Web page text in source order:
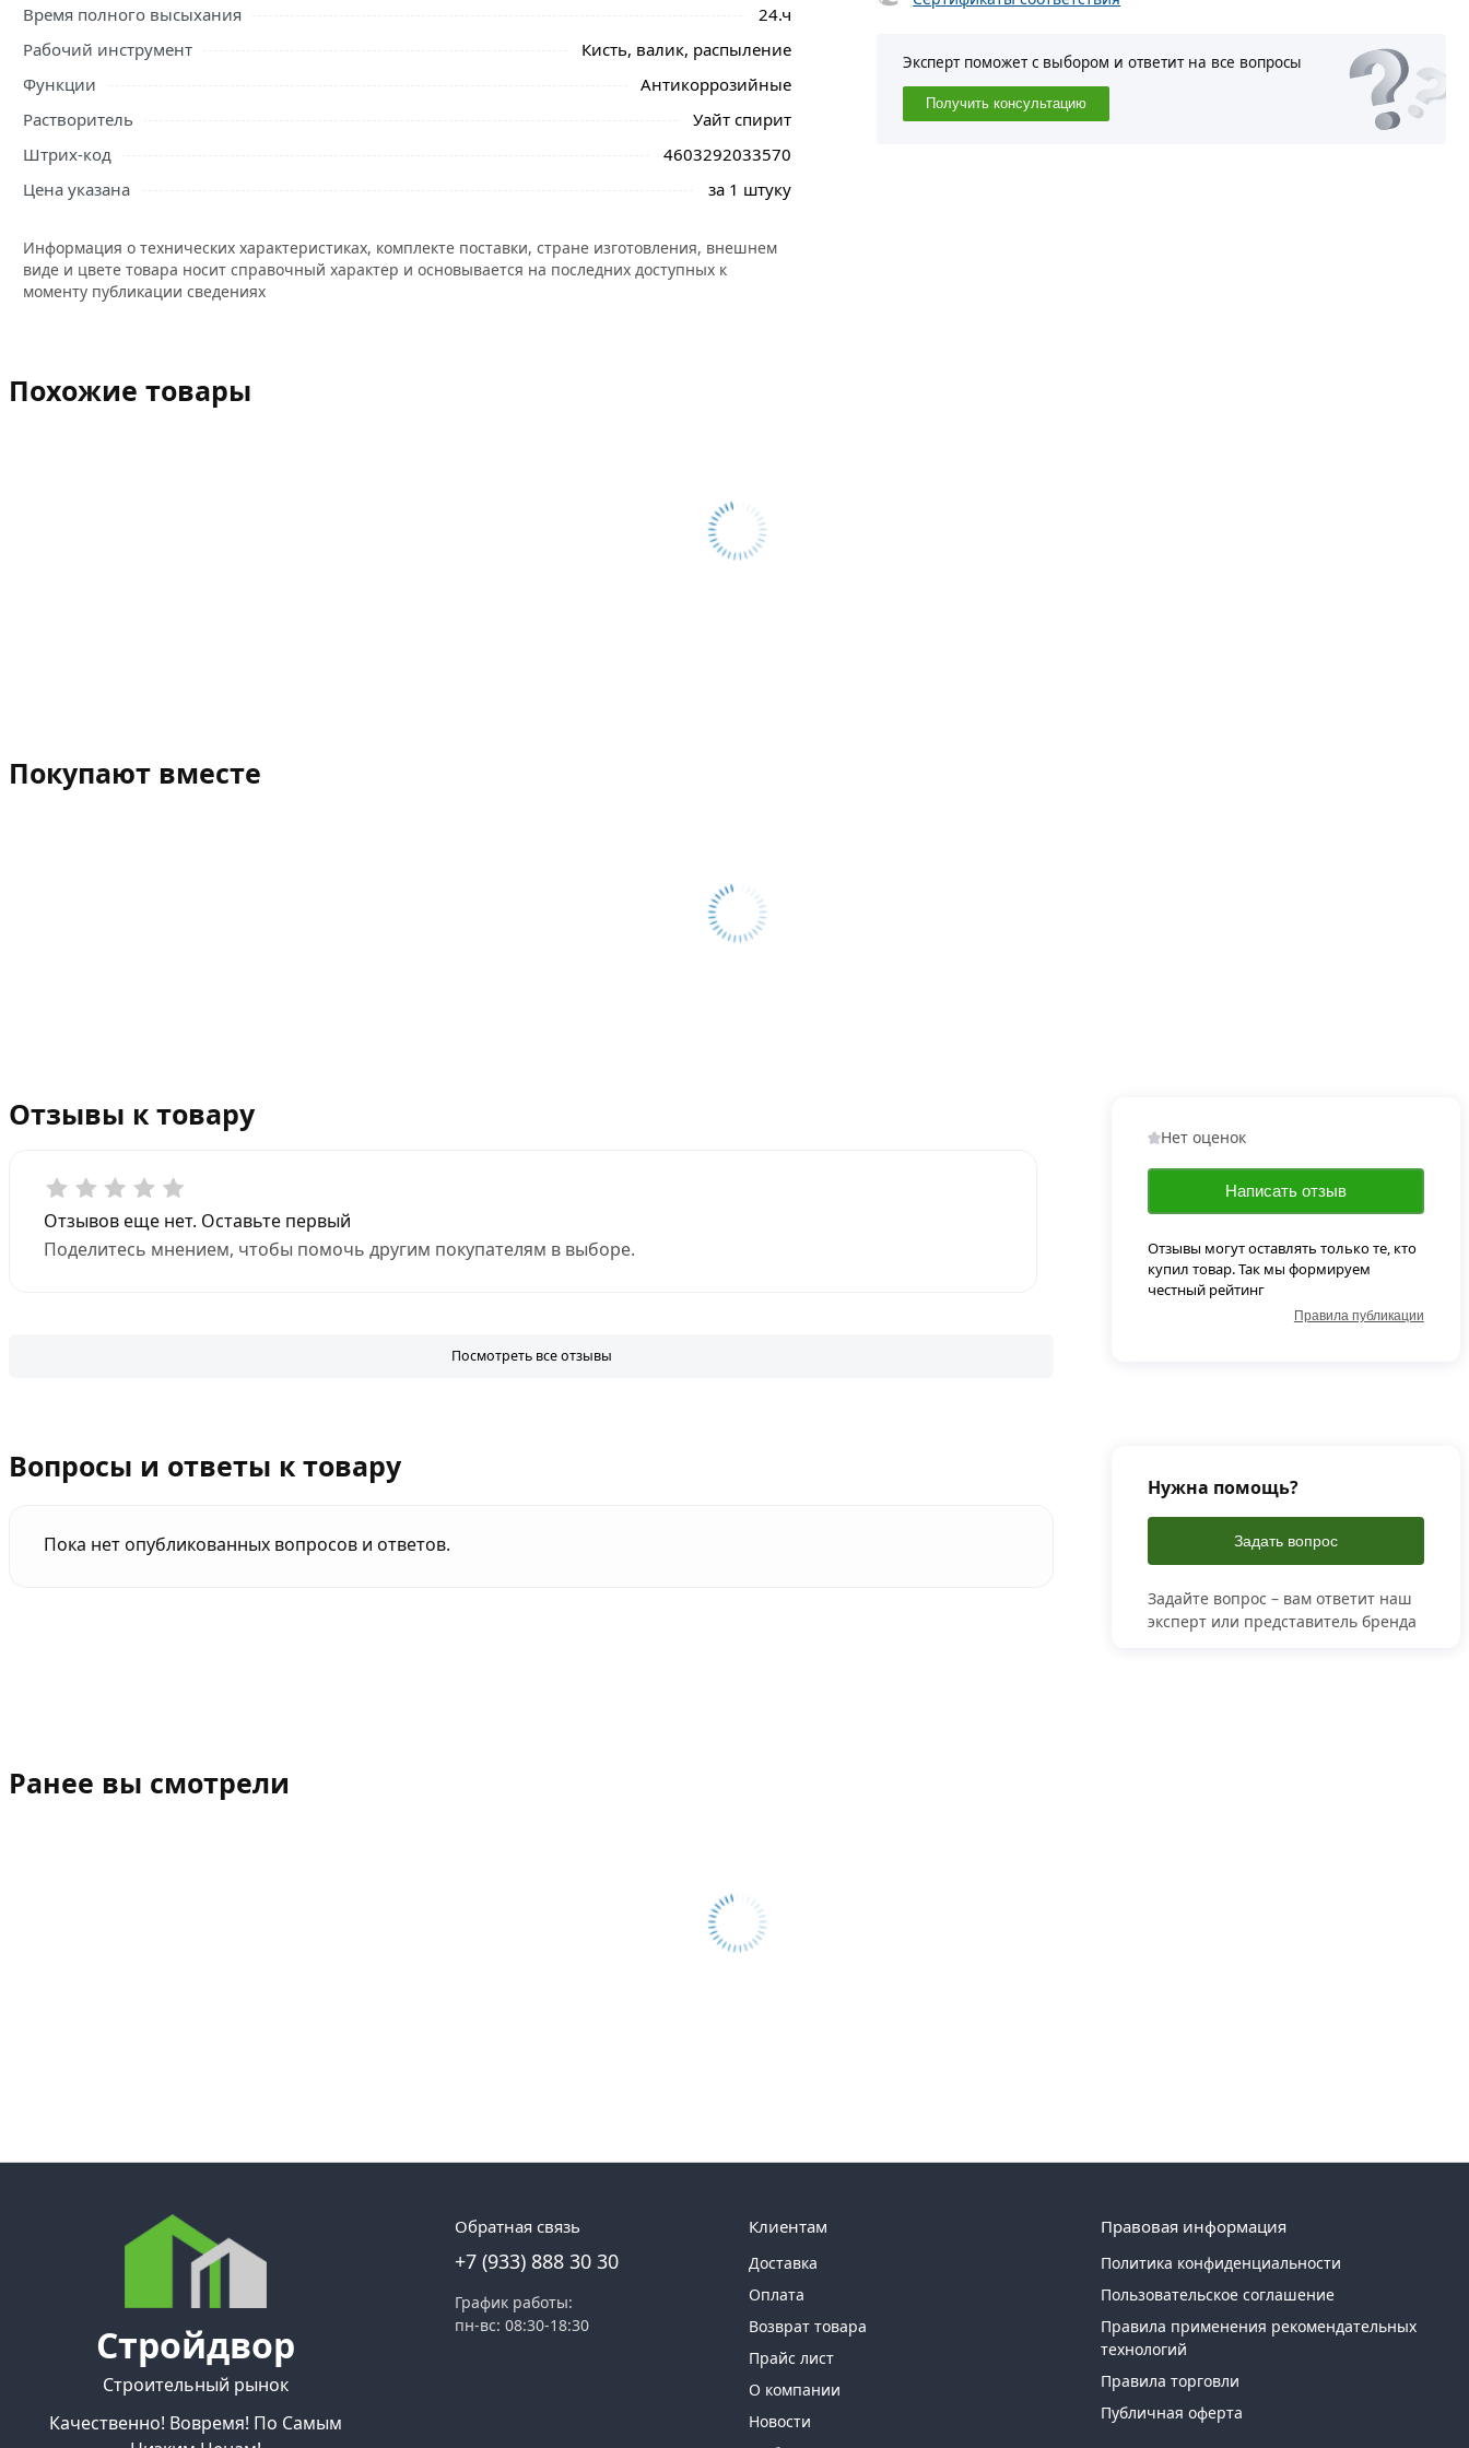
Время полного высыхания
24.ч
Рабочий инструмент
Кисть, валик, распыление
Функции
Антикоррозийные
Растворитель
Уайт спирит
Штрих-код
4603292033570
Цена указана
за 1 штуку
Информация о технических характеристиках, комплекте поставки, стране изготовления, внешнем
виде и цвете товара носит справочный характер и основывается на последних доступных к
моменту публикации сведениях
Эксперт поможет с выбором и ответит на все вопросы
Получить консультацию
Похожие товары
Покупают вместе
Отзывы к товару
Отзывов еще нет. Оставьте первый
Поделитесь мнением, чтобы помочь другим покупателям в выборе.
Посмотреть все отзывы
Нет оценок
Написать отзыв
Отзывы могут оставлять только те, кто
купил товар. Так мы формируем
честный рейтинг
Правила публикации
Вопросы и ответы к товару
Пока нет опубликованных вопросов и ответов.
Нужна помощь?
Задать вопрос
Задайте вопрос – вам ответит наш
эксперт или представитель бренда
Ранее вы смотрели
Стройдвор
Строительный рынок
Качественно! Вовремя! По Самым
Обратная связь
+7 (933) 888 30 30
График работы:
пн-вс: 08:30-18:30
Клиентам
Доставка
Оплата
Возврат товара
Прайс лист
О компании
Новости
Правовая информация
Политика конфиденциальности
Пользовательское соглашение
Правила применения рекомендательных
технологий
Правила торговли
Публичная оферта